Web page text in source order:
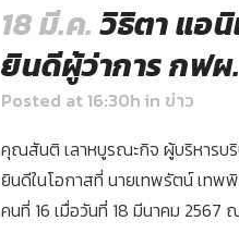
18 มี.ค. วิธิตา แอ
ยินดีผู้ว่าการ กฟผ
Posted at 16:30h in ข่าว
คุณสันติ เลาหบูรณะกิจ ผู้บริหารบริ
ยินดีในโอกาสที่ นายเทพรัตน์ เท
คนที่ 16 เมื่อวันที่ 18 มีนาคม 2567